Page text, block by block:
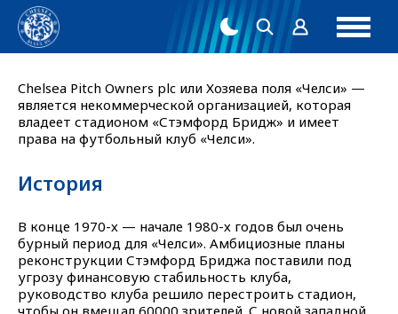
Chelsea Pitch Owners plc или Хозяева поля «Челси» —
является некоммерческой организацией, которая
владеет стадионом «Стэмфорд Бридж» и имеет
права на футбольный клуб «Челси».
История
В конце 1970-х — начале 1980-х годов был очень
бурный период для «Челси». Амбициозные планы
реконструкции Стэмфорд Бриджа поставили под
угрозу финансовую стабильность клуба,
руководство клуба решило перестроить стадион,
чтобы он вмещал 60000 зрителей. С новой западной